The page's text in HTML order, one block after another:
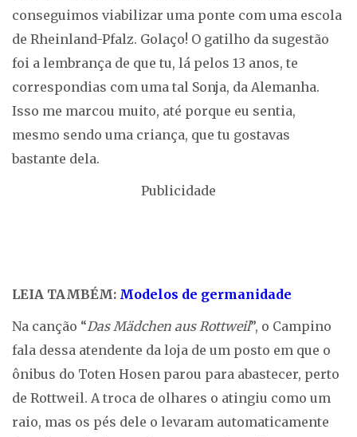
conseguimos viabilizar uma ponte com uma escola
de Rheinland-Pfalz. Golaço! O gatilho da sugestão
foi a lembrança de que tu, lá pelos 13 anos, te
correspondias com uma tal Sonja, da Alemanha.
Isso me marcou muito, até porque eu sentia,
mesmo sendo uma criança, que tu gostavas
bastante dela.
Publicidade
LEIA TAMBÉM: Modelos de germanidade
Na canção “Das Mädchen aus Rottweil”, o Campino
fala dessa atendente da loja de um posto em que o
ônibus do Toten Hosen parou para abastecer, perto
de Rottweil. A troca de olhares o atingiu como um
raio, mas os pés dele o levaram automaticamente